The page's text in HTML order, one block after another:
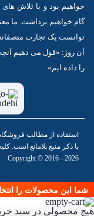
خواهیم بود و با تلاش
گام خواهیم برداشت. ما
توانست یک تجارت
آن روز: «قول می دهیم
را داده ایم»
Copyright © 2016 - 2026
شما این محصولات را
هیچ محصولی در سبد